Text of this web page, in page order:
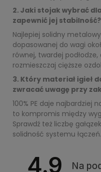
2. Jaki stojak wybrać
zapewnić jej stabilność?
Najlepiej solidny
dopasowanej do wagi
równej, twardej
rozmieszczaj cięższe
3. Który materiał igieł
zwracać uwagę przy
100% PE daje najbardziej
to kompromis między
Sprawdź też liczbę
solidność systemu łączeń.
4.9
Na